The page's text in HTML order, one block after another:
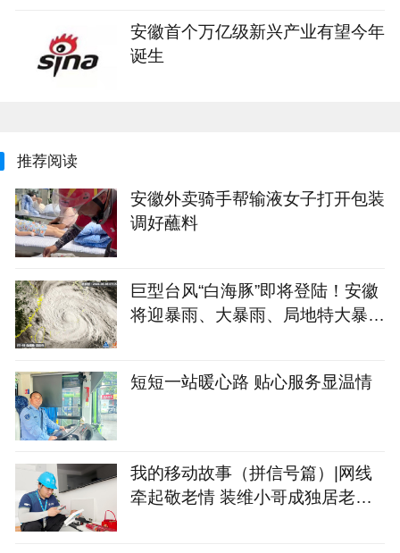
安徽首个万亿级新兴产业有望今年
诞生
推荐阅读
安徽外卖骑手帮输液女子打开包装
调好蘸料
巨型台风“白海豚”即将登陆！安徽
将迎暴雨、大暴雨、局地特大暴
短短一站暖心路 贴心服务显温情
我的移动故事（拼信号篇）|网线
牵起敬老情 装维小哥成独居老